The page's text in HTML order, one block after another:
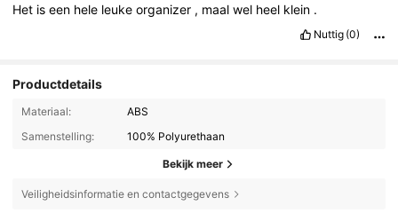
Het iseen hele leukeorganizer , maalwel heel klein .
Nuttig (0)
Productdetails
Materiaal:
ABS
Samenstelling:
100% Polyurethaan
Bekijk meer
Veiligheidsinformatie en contactgegevens